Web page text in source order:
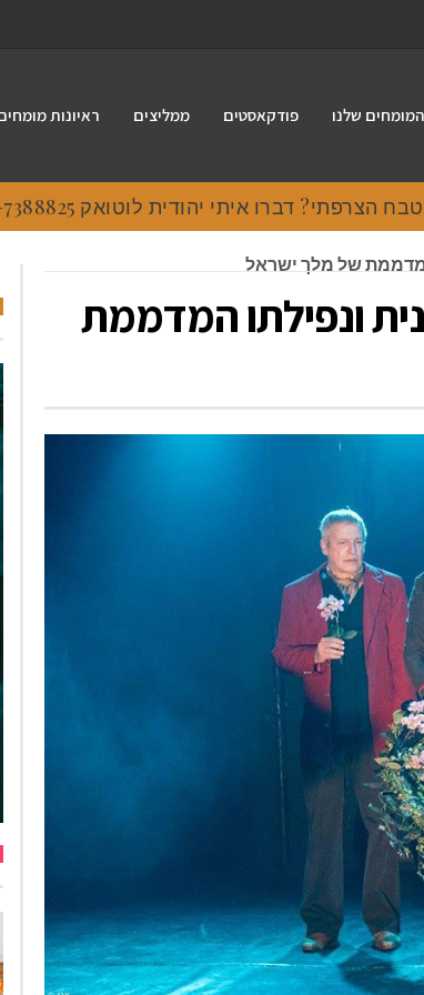
המומחים שלנו פודקאסטים ממליצים ראיונות
דברו איתי יהודית לוטואק 054-7388825.
של מלך ישראל
ונפילתו המדממת